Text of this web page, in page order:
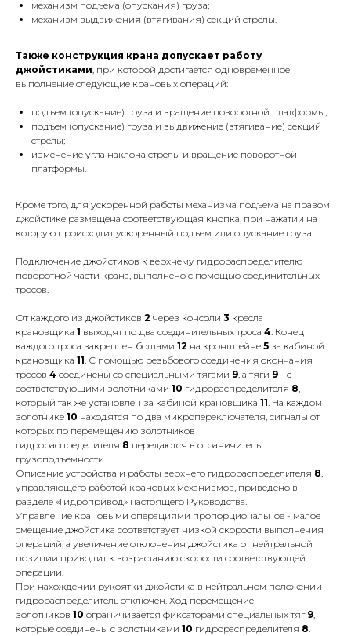
механизм подъема (опускания) груза;
механизм выдвижения (втягивания) секций стрелы.
Также конструкция крана допускает работу
джойстиками, при которой достигается одновременное
выполнение следующие крановых операций:
подъем (опускание) груза и вращение поворотной платформы;
подъем (опускание) груза и выдвижение (втягивание) секций
стрелы;
изменение угла наклона стрелы и вращение поворотной
платформы.
Кроме того, для ускоренной работы механизма подъема на правом
джойстике размещена соответствующая кнопка, при нажатии на
которую происходит ускоренный подъем или опускание груза.
Подключение джойстиков к верхнему гидрораспределителю
поворотной части крана, выполнено с помощью соединительных
тросов.
От каждого из джойстиков 2 через консоли 3 кресла
крановщика 1 выходят по два соединительных троса 4. Конец
каждого троса закреплен болтами 12 на кронштейне 5 за кабиной
крановщика 11. С помощью резьбового соединения окончания
тросов 4 соединены со специальными тягами 9, а тяги 9 - с
соответствующими золотниками 10 гидрораспределителя 8,
который так же установлен за кабиной крановщика 11. На каждом
золотнике 10 находятся по два микропереключателя, сигналы от
которых по перемещению золотников
гидрораспределителя 8 передаются в ограничитель
грузоподъемности.
Описание устройства и работы верхнего гидрораспределителя 8,
управляющего работой крановых механизмов, приведено в
разделе «Гидропривод» настоящего Руководства.
Управление крановыми операциями пропорциональное - малое
смещение джойстика соответствует низкой скорости выполнения
операций, а увеличение отклонения джойстика от нейтральной
позиции приводит к возрастанию скорости соответствующей
операции.
При нахождении рукоятки джойстика в нейтральном положении
гидрораспределитель отключен. Ход перемещение
золотников 10 ограничивается фиксаторами специальных тяг 9,
которые соединены с золотниками 10 гидрораспределителя 8.